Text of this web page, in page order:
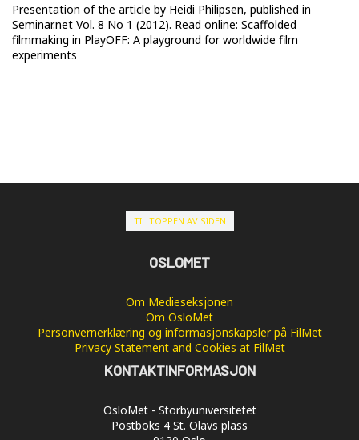
Presentation of the article by Heidi Philipsen, published in
Seminar.net Vol. 8 No 1 (2012). Read online: Scaffolded
filmmaking in PlayOFF: A playground for worldwide film
experiments
TIL TOPPEN AV SIDEN
OSLOMET
Om Medieseksjonen
Om OsloMet
Personvernerklæring og informasjonskapsler på FilMet
Privacy Statement and Cookies at FilMet
KONTAKTINFORMASJON
OsloMet - Storbyuniversitetet
Postboks 4 St. Olavs plass